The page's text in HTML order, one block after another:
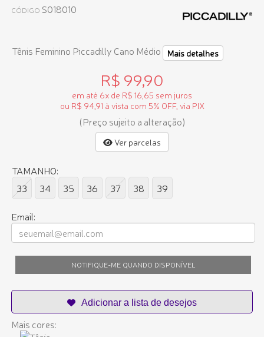
CÓDIGO S018010
Tênis Feminino Piccadilly Cano Médio Mais detalhes
R$ 99,90
em até 6x de R$ 16,65 sem juros
ou R$ 94,91 à vista com 5% OFF, via PIX
(Preço sujeito a alteração)
Ver parcelas
TAMANHO:
33
34 35 36 37 38 39
Email:
NOTIFIQUE-ME QUANDO DISPONÍVEL
Mais cores: